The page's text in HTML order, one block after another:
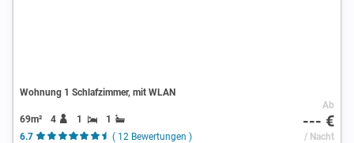
Wohnung 1 Schlafzimmer, mit WLAN
69m² 4 1
1
6.7
( 12 Bewertungen )
Ab
--- €
/ Nacht